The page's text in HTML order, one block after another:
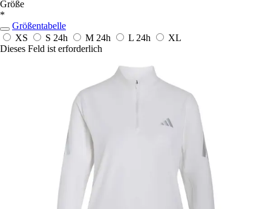
Größe
*
Größentabelle
XS
S 24h M 24h L 24h
XL
Dieses Feld ist erforderlich